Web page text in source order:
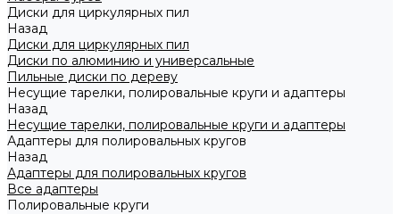
Диски для циркулярных пил
Назад
Диски для циркулярных пил
Диски по алюминию и универсальные
Пильные диски по дереву
Несущие тарелки, полировальные круги и адаптеры
Назад
Несущие тарелки, полировальные круги и адаптеры
Адаптеры для полировальных кругов
Назад
Адаптеры для полировальных кругов
Все адаптеры
Полировальные круги